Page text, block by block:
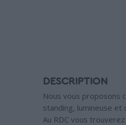
DESCRIPTION
Nous vous proposons
standing, lumineuse et
Au RDC vous